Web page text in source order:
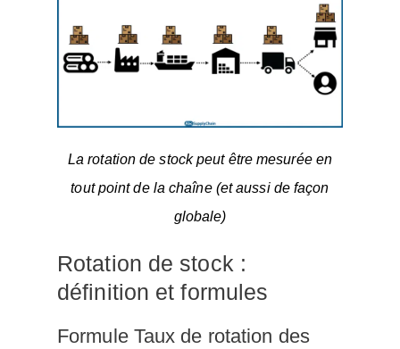
La rotation de stock peut être mesurée en
tout point de la chaîne (et aussi de façon
globale)
Rotation de stock :
définition et formules
Formule Taux de rotation des